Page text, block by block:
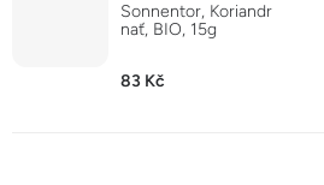
Sonnentor, Koriandr
nať, BIO, 15g
83 Kč